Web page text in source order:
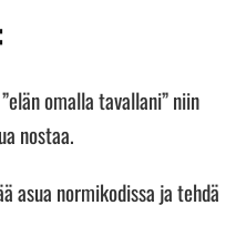
omalla tavallani” niin
nostaa.
asua normikodissa ja tehdä